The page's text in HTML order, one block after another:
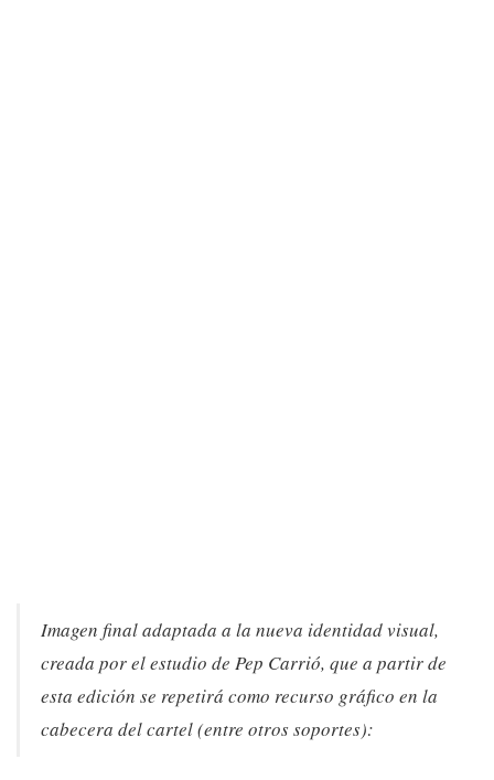
Imagen final adaptada a la nueva identidad visual,
creada por el estudio de Pep Carrió, que a partir de
esta edición se repetirá como recurso gráfico en la
cabecera del cartel (entre otros soportes):